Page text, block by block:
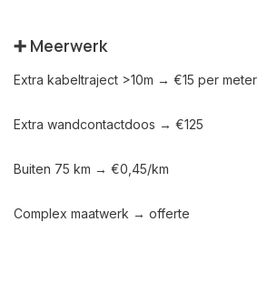
➕ Meerwerk
Extra kabeltraject >10m → €15 per meter
Extra wandcontactdoos → €125
Buiten 75 km → €0,45/km
Complex maatwerk → offerte